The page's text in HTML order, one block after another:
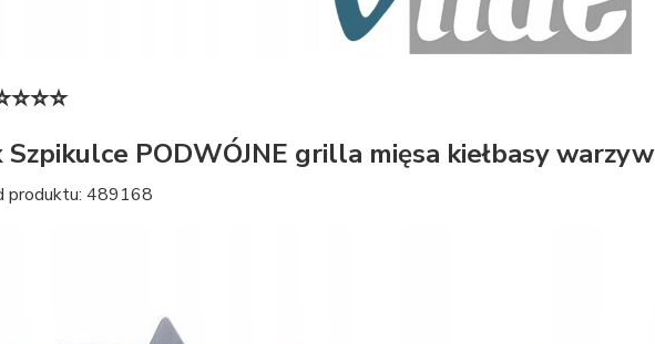
Szpikulce PODWÓJNE grilla mięsa kiełbasy warzyw
produktu: 489168